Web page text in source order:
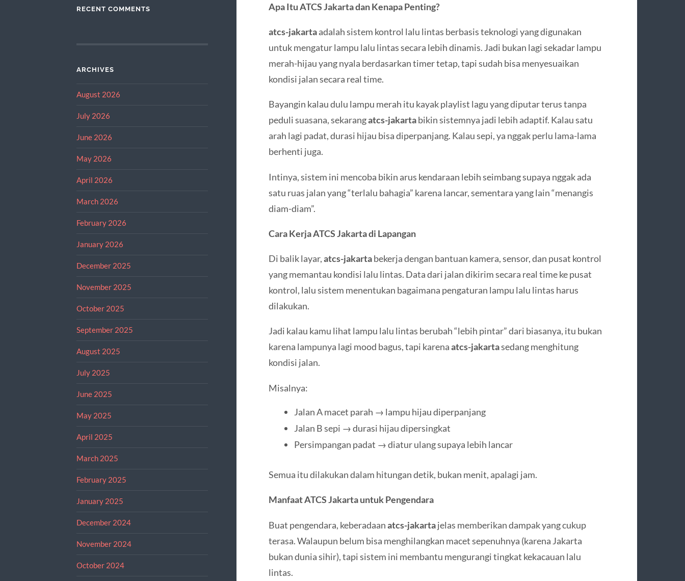
RECENT COMMENTS
ARCHIVES
August 2026
July 2026
June 2026
May 2026
April 2026
March 2026
February 2026
January 2026
December 2025
November 2025
October 2025
September 2025
August 2025
July 2025
June 2025
May 2025
April 2025
March 2025
February 2025
January 2025
December 2024
November 2024
October 2024
Apa Itu ATCS Jakarta dan Kenapa Penting?
atcs-jakartaadalah sistem kontrol lalu lintas berbasis teknologi yang digunakan
untuk mengatur lampu lalu lintas secara lebih dinamis. Jadi bukan lagi sekadar lampu
merah-hijau yang nyala berdasarkan timer tetap, tapi sudah bisa menyesuaikan
kondisi jalan secara real time.
Bayangin kalau dulu lampu merah itu kayak playlist lagu yang diputar terus tanpa
peduli suasana, sekarangatcs-jakartabikin sistemnya jadi lebih adaptif. Kalau satu
arah lagi padat, durasi hijau bisa diperpanjang. Kalau sepi, ya nggak perlu lama-lama
berhenti juga.
Intinya, sistem ini mencoba bikin arus kendaraan lebih seimbang supaya nggak ada
satu ruas jalan yang “terlalu bahagia” karena lancar, sementara yang lain “menangis
diam-diam”.
Cara Kerja ATCS Jakarta di Lapangan
Di balik layar,atcs-jakartabekerja dengan bantuan kamera, sensor, dan pusat kontrol
yang memantau kondisi lalu lintas. Data dari jalan dikirim secara real time ke pusat
kontrol, lalu sistem menentukan bagaimana pengaturan lampu lalu lintas harus
dilakukan.
Jadi kalau kamu lihat lampu lalu lintas berubah “lebih pintar” dari biasanya, itu bukan
karena lampunya lagi mood bagus, tapi karenaatcs-jakartasedang menghitung
kondisi jalan.
Misalnya:
Jalan A macet parah → lampu hijau diperpanjang
Jalan B sepi → durasi hijau dipersingkat
Persimpangan padat → diatur ulang supaya lebih lancar
Semua itu dilakukan dalam hitungan detik, bukan menit, apalagi jam.
Manfaat ATCS Jakarta untuk Pengendara
Buat pengendara, keberadaanatcs-jakartajelas memberikan dampak yang cukup
terasa. Walaupun belum bisa menghilangkan macet sepenuhnya (karena Jakarta
bukan dunia sihir), tapi sistem ini membantu mengurangi tingkat kekacauan lalu
lintas.